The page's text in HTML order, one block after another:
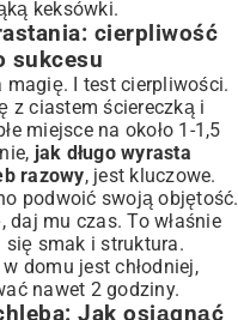
keksówki.
cierpliwość
sukcesu
magię. I test cierpliwości.
z ciastem ściereczką i
miejsce na około 1-1,5
jak długo wyrasta
razowy, jest kluczowe.
podwoić swoją objętość.
daj mu czas. To właśnie
smak i struktura.
domu jest chłodniej,
nawet 2 godziny.
Jak osiągnąć